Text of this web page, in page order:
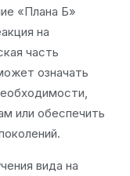
«Плана Б»
на
часть
означать
или обеспечить
вида на